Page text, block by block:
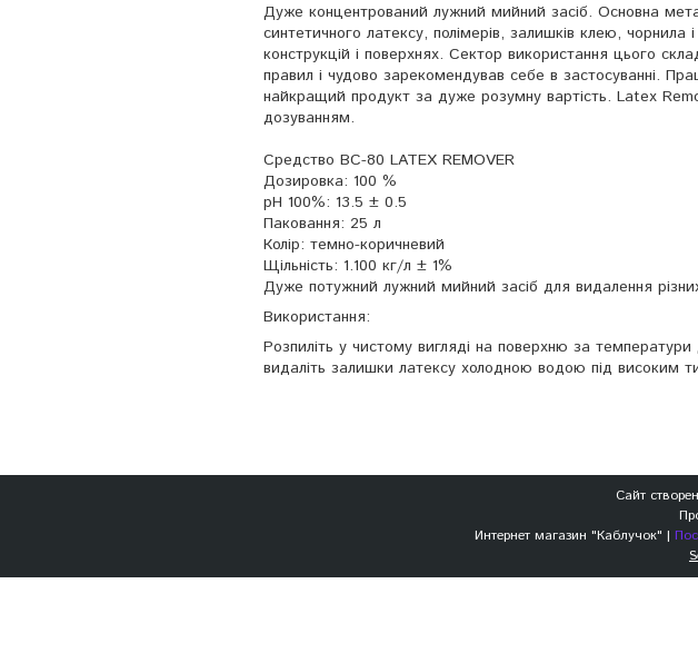
Дуже концентрований лужний мийний засіб. Основна
синтетичного латексу, полімерів, залишків клею,
конструкцій і поверхнях. Сектор використання цього
правил і чудово зарекомендував себе в застосуванні.
найкращий продукт за дуже розумну вартість. Latex
дозуванням.
Cредство BC-80 LATEX REMOVER
Дозировка: 100 %
pH 100%: 13.5 ± 0.5
Паковання: 25 л
Колір: темно-коричневий
Щільність: 1.100 кг/л ± 1%
Дуже потужний лужний мийний засіб для видалення різних
Використання:
Розпиліть у чистому вигляді на поверхню за
видаліть залишки латексу холодною водою під високим
Сайт
Интернет магазин "Каблучок" |